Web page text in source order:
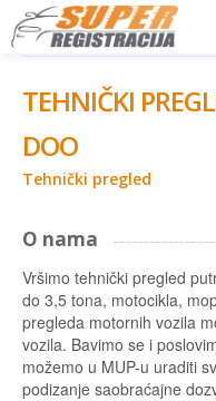
TEHNIČKI
DOO
Tehnički pregled
O nama
Vršimo tehnički pregled
do 3,5 tona, motocikla,
pregleda motornih vozila
vozila. Bavimo se i
možemo u MUP-u uraditi
podizanje saobraćajne